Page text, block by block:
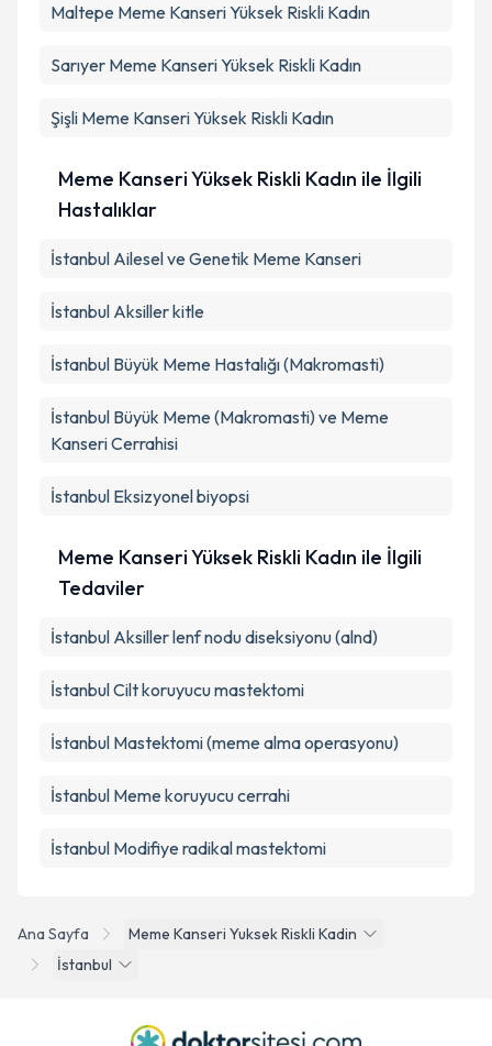
Ana Sayfa
Meme Kanseri Yuksek Riskli Kadin
İstanbul
Maltepe Meme Kanseri Yüksek Riskli Kadın
Sarıyer Meme Kanseri Yüksek Riskli Kadın
Şişli Meme Kanseri Yüksek Riskli Kadın
Meme Kanseri Yüksek Riskli Kadın ile İlgili
Hastalıklar
İstanbul Ailesel ve Genetik Meme Kanseri
İstanbul Aksiller kitle
İstanbul Büyük Meme Hastalığı (Makromasti)
İstanbul Büyük Meme (Makromasti) ve Meme
Kanseri Cerrahisi
İstanbul Eksizyonel biyopsi
Meme Kanseri Yüksek Riskli Kadın ile İlgili
Tedaviler
İstanbul Aksiller lenf nodu diseksiyonu (alnd)
İstanbul Cilt koruyucu mastektomi
İstanbul Mastektomi (meme alma operasyonu)
İstanbul Meme koruyucu cerrahi
İstanbul Modifiye radikal mastektomi